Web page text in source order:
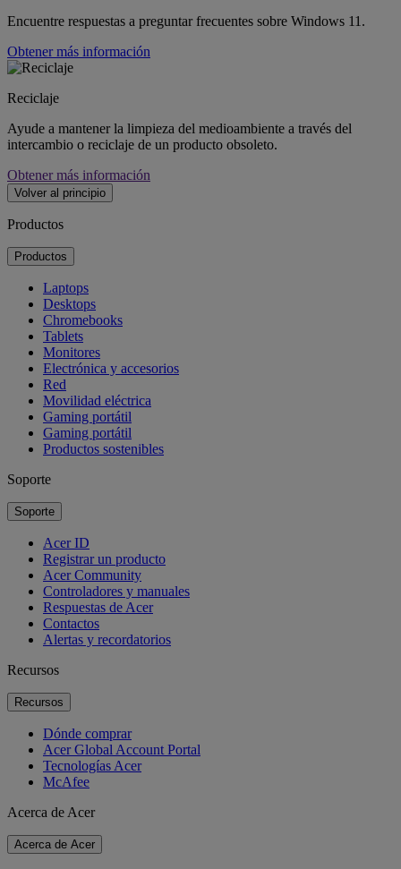
Encuentre respuestas a preguntar frecuentes sobre Windows 11.
Obtener más información
Reciclaje
Ayude a mantener la limpieza del medioambiente a través del
intercambio o reciclaje de un producto obsoleto.
Obtener más información
Volver al principio
Productos
Productos
Laptops
Desktops
Chromebooks
Tablets
Monitores
Electrónica y accesorios
Red
Movilidad eléctrica
Gaming portátil
Gaming portátil
Productos sostenibles
Soporte
Soporte
Acer ID
Registrar un producto
Acer Community
Controladores y manuales
Respuestas de Acer
Contactos
Alertas y recordatorios
Recursos
Recursos
Dónde comprar
Acer Global Account Portal
Tecnologías Acer
McAfee
Acerca de Acer
Acerca de Acer